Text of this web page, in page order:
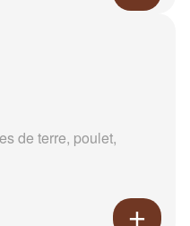
de terre, poulet,